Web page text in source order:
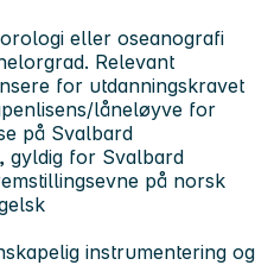
eller oseanografi
Relevant
for utdanningskravet
låneløyve for
på Svalbard
gyldig for Svalbard
på norsk
instrumentering og